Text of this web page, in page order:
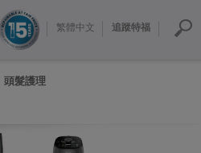
繁體中文 追蹤特福
頭髮護理